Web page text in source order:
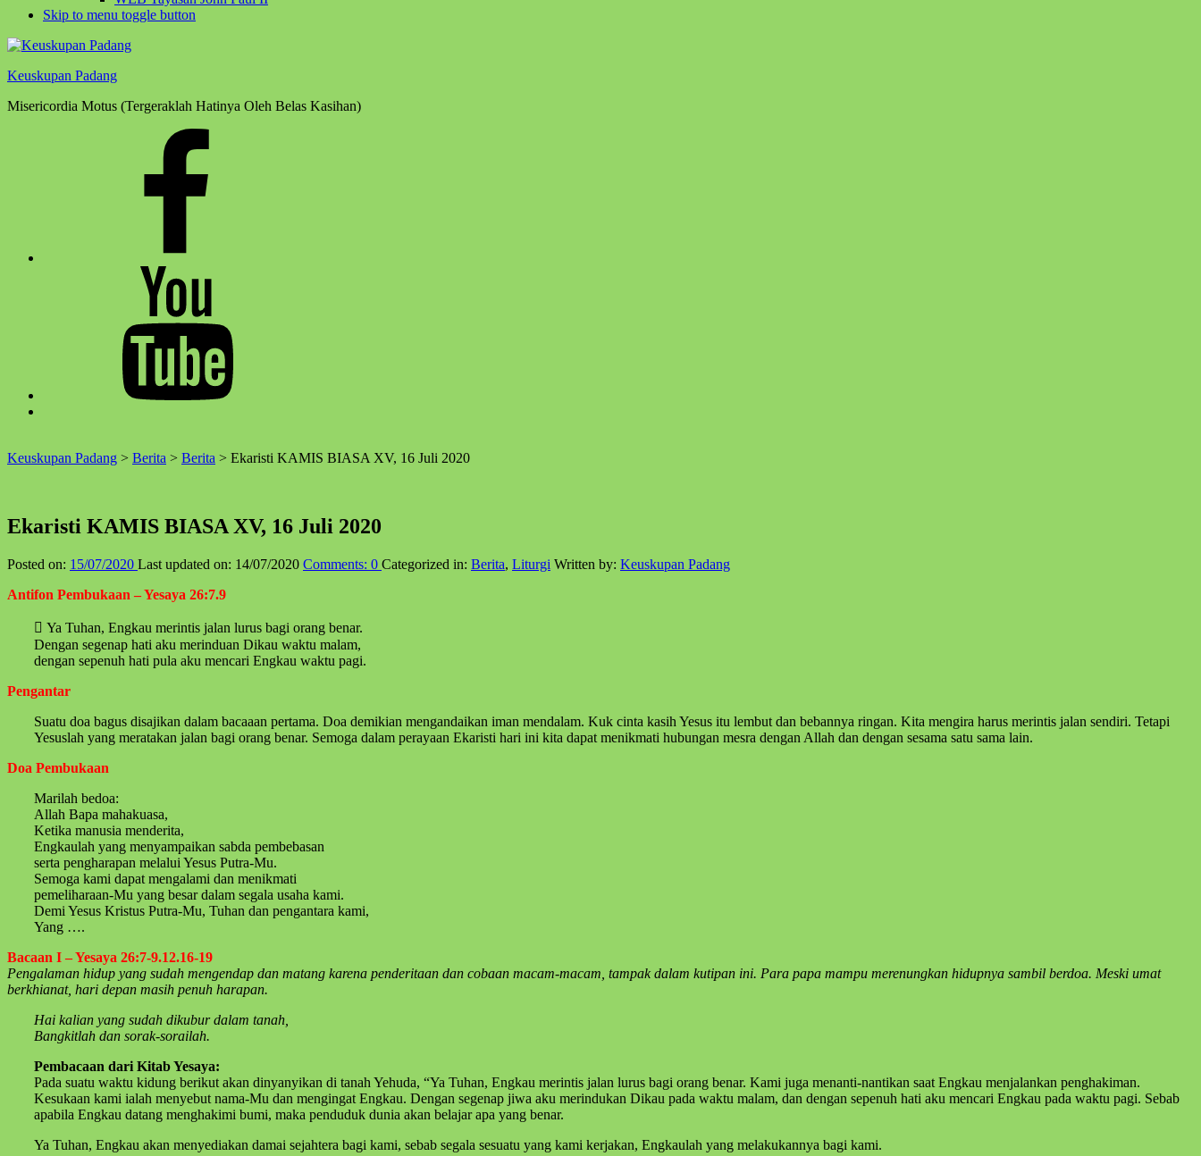
Skip to menu toggle button
Keuskupan Padang
Misericordia Motus (Tergeraklah Hatinya Oleh Belas Kasihan)
↑
Keuskupan Padang > Berita > Berita > Ekaristi KAMIS BIASA XV, 16 Juli 2020
Ekaristi KAMIS BIASA XV, 16 Juli 2020
Posted on: 15/07/2020 Last updated on: 14/07/2020 Comments: 0 Categorized in: Berita, Liturgi Written by: Keuskupan Padang
Antifon Pembukaan – Yesaya 26:7.9
 Ya Tuhan, Engkau merintis jalan lurus bagi orang benar.
Dengan segenap hati aku merinduan Dikau waktu malam,
dengan sepenuh hati pula aku mencari Engkau waktu pagi.
Pengantar
Suatu doa bagus disajikan dalam bacaaan pertama. Doa demikian mengandaikan iman mendalam. Kuk cinta kasih Yesus itu lembut dan bebannya ringan. Kita mengira harus merintis jalan sendiri. Tetapi
Yesuslah yang meratakan jalan bagi orang benar. Semoga dalam perayaan Ekaristi hari ini kita dapat menikmati hubungan mesra dengan Allah dan dengan sesama satu sama lain.
Doa Pembukaan
Marilah bedoa:
Allah Bapa mahakuasa,
Ketika manusia menderita,
Engkaulah yang menyampaikan sabda pembebasan
serta pengharapan melalui Yesus Putra-Mu.
Semoga kami dapat mengalami dan menikmati
pemeliharaan-Mu yang besar dalam segala usaha kami.
Demi Yesus Kristus Putra-Mu, Tuhan dan pengantara kami,
Yang ….
Bacaan I – Yesaya 26:7-9.12.16-19
Pengalaman hidup yang sudah mengendap dan matang karena penderitaan dan cobaan macam-macam, tampak dalam kutipan ini. Para papa mampu merenungkan hidupnya sambil berdoa. Meski umat
berkhianat, hari depan masih penuh harapan.
Hai kalian yang sudah dikubur dalam tanah,
Bangkitlah dan sorak-sorailah.
Pembacaan dari Kitab Yesaya:
Pada suatu waktu kidung berikut akan dinyanyikan di tanah Yehuda, “Ya Tuhan, Engkau merintis jalan lurus bagi orang benar. Kami juga menanti-nantikan saat Engkau menjalankan penghakiman.
Kesukaan kami ialah menyebut nama-Mu dan mengingat Engkau. Dengan segenap jiwa aku merindukan Dikau pada waktu malam, dan dengan sepenuh hati aku mencari Engkau pada waktu pagi. Sebab
apabila Engkau datang menghakimi bumi, maka penduduk dunia akan belajar apa yang benar.
Ya Tuhan, Engkau akan menyediakan damai sejahtera bagi kami, sebab segala sesuatu yang kami kerjakan, Engkaulah yang melakukannya bagi kami.